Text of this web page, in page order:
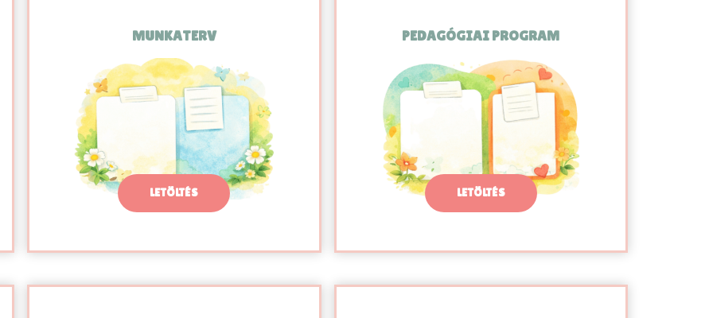
MUNKATERV
LETÖLTÉS
PEDAGÓGIAI PROGRAM
LETÖLTÉS